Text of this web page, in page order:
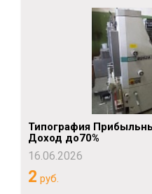
Типография
Доход до70%
16.06.2026
2 руб.